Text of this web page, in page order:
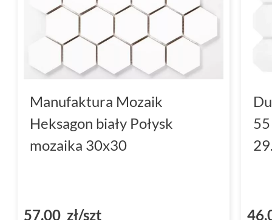
Manufaktura Mozaik
Heksagon biały Połysk
mozaika 30x30
57,00 zł/szt